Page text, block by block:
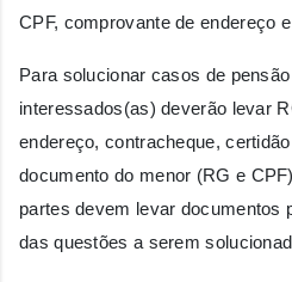
CPF, comprovante de endereço
Para solucionar casos de
interessados(as) deverão levar
endereço, contracheque,
documento do menor (RG e
partes devem levar documentos
das questões a serem